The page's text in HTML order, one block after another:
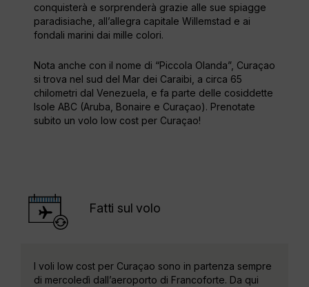
conquisterà e sorprenderà grazie alle sue spiagge
paradisiache, all’allegra capitale Willemstad e ai
fondali marini dai mille colori.
Nota anche con il nome di “Piccola Olanda”, Curaçao
si trova nel sud del Mar dei Caraibi, a circa 65
chilometri dal Venezuela, e fa parte delle cosiddette
Isole ABC (Aruba, Bonaire e Curaçao). Prenotate
subito un volo low cost per Curaçao!
Fatti sul volo
I voli low cost per Curaçao sono in partenza sempre
di mercoledì dall’aeroporto di Francoforte. Da qui